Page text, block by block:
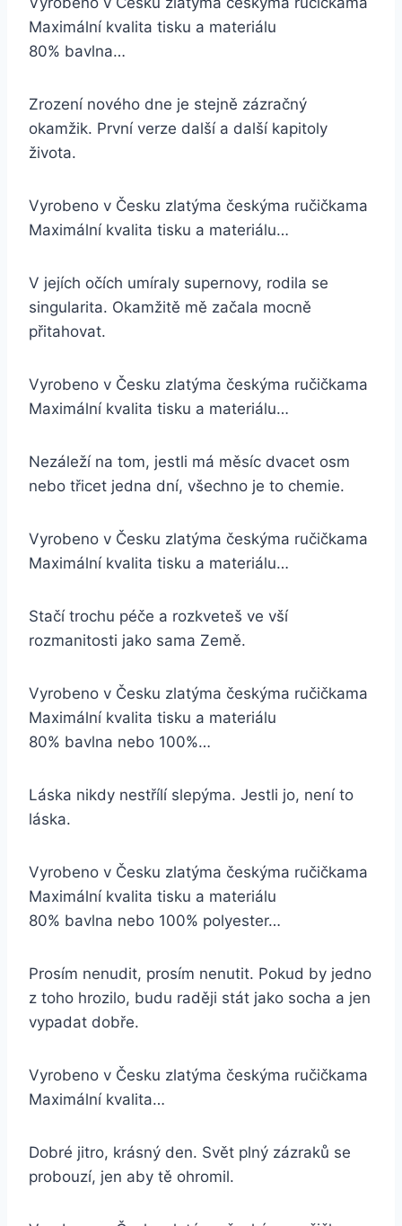
Maximální kvalita tisku a materiálu
80% bavlna…
Zrození nového dne je stejně zázračný
okamžik. První verze další a další kapitoly
života.
Vyrobeno v Česku zlatýma českýma ručičkama
Maximální kvalita tisku a materiálu…
V jejích očích umíraly supernovy, rodila se
singularita. Okamžitě mě začala mocně
přitahovat.
Vyrobeno v Česku zlatýma českýma ručičkama
Maximální kvalita tisku a materiálu…
Nezáleží na tom, jestli má měsíc dvacet osm
nebo třicet jedna dní, všechno je to chemie.
Vyrobeno v Česku zlatýma českýma ručičkama
Maximální kvalita tisku a materiálu…
Stačí trochu péče a rozkveteš ve vší
rozmanitosti jako sama Země.
Vyrobeno v Česku zlatýma českýma ručičkama
Maximální kvalita tisku a materiálu
80% bavlna nebo 100%…
Láska nikdy nestřílí slepýma. Jestli jo, není to
láska.
Vyrobeno v Česku zlatýma českýma ručičkama
Maximální kvalita tisku a materiálu
80% bavlna nebo 100% polyester…
Prosím nenudit, prosím nenutit. Pokud by jedno
z toho hrozilo, budu raději stát jako socha a jen
vypadat dobře.
Vyrobeno v Česku zlatýma českýma ručičkama
Maximální kvalita…
Dobré jitro, krásný den. Svět plný zázraků se
probouzí, jen aby tě ohromil.